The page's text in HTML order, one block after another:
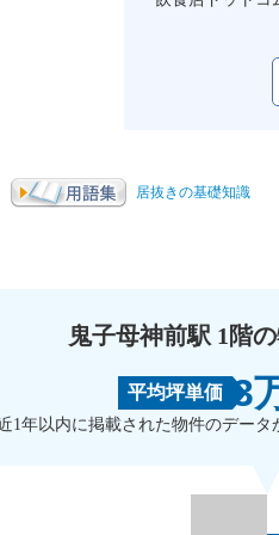
居抜きの基礎知識
鬼子母神前駅 1階の
平均坪単価 3
1年以内に掲載された物件のデータ